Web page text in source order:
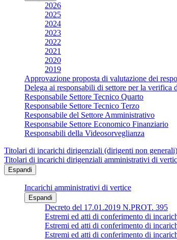
2026
2025
2024
2023
2022
2021
2020
2019
Approvazione proposta di valutazione dei
Delega ai responsabili di settore per la
Responsabile Settore Tecnico Quarto
Responsabile Settore Tecnico Terzo
Responsabile del Settore Amministrativo
Responsabile Settore Economico Finanziario
Responsabili della Videosorveglianza
Titolari di incarichi dirigenziali (dirigenti non generali)
Titolari di incarichi dirigenziali amministrativi di
Espandi
Incarichi amministrativi di vertice
Espandi
Decreto del 17.01.2019 N.PROT. 395
Estremi ed atti di conferimento di
Estremi ed atti di conferimento di
Estremi ed atti di conferimento di